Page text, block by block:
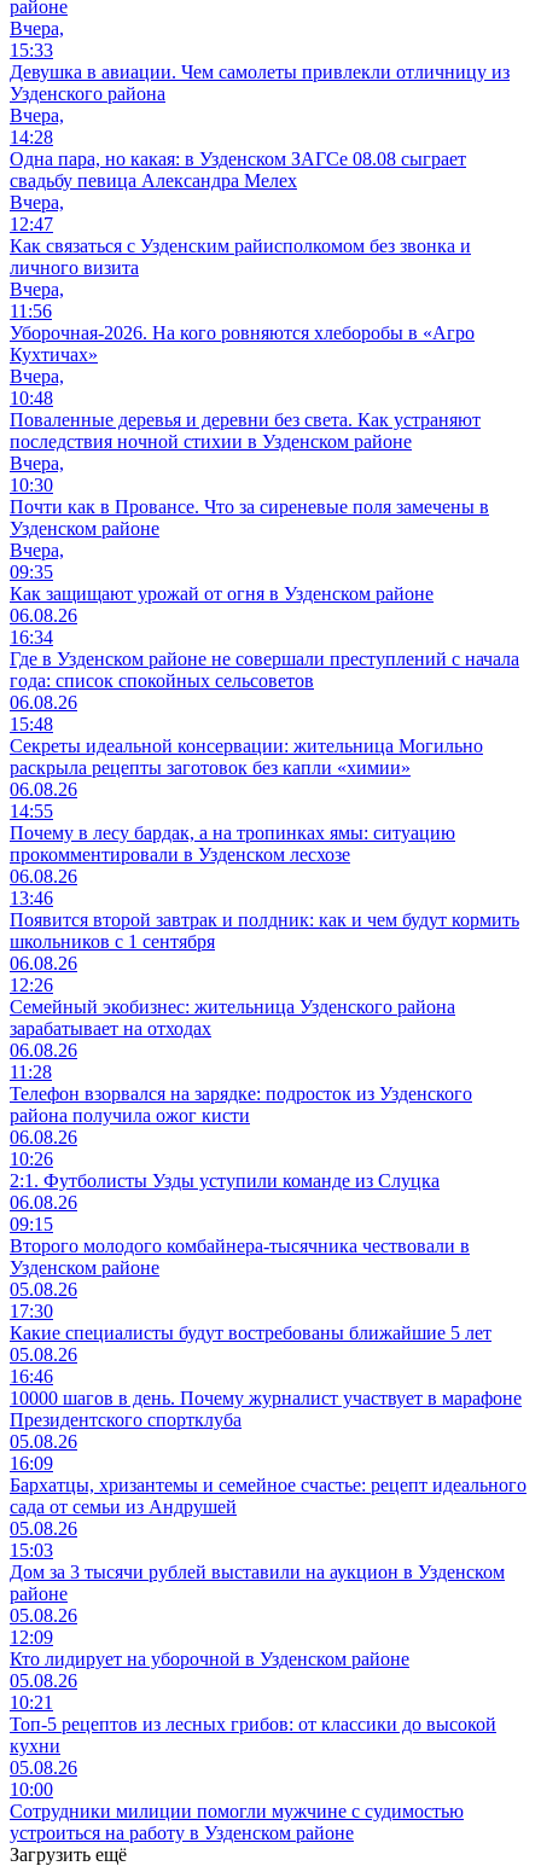
районе
Вчера,
15:33
Девушка в авиации. Чем самолеты привлекли отличницу из
Узденского района
Вчера,
14:28
Одна пара, но какая: в Узденском ЗАГСе 08.08 сыграет
свадьбу певица Александра Мелех
Вчера,
12:47
Как связаться с Узденским райисполкомом без звонка и
личного визита
Вчера,
11:56
Уборочная-2026. На кого ровняются хлеборобы в «Агро
Кухтичах»
Вчера,
10:48
Поваленные деревья и деревни без света. Как устраняют
последствия ночной стихии в Узденском районе
Вчера,
10:30
Почти как в Провансе. Что за сиреневые поля замечены в
Узденском районе
Вчера,
09:35
Как защищают урожай от огня в Узденском районе
06.08.26
16:34
Где в Узденском районе не совершали преступлений с начала
года: список спокойных сельсоветов
06.08.26
15:48
Секреты идеальной консервации: жительница Могильно
раскрыла рецепты заготовок без капли «химии»
06.08.26
14:55
Почему в лесу бардак, а на тропинках ямы: ситуацию
прокомментировали в Узденском лесхозе
06.08.26
13:46
Появится второй завтрак и полдник: как и чем будут кормить
школьников с 1 сентября
06.08.26
12:26
Семейный экобизнес: жительница Узденского района
зарабатывает на отходах
06.08.26
11:28
Телефон взорвался на зарядке: подросток из Узденского
района получила ожог кисти
06.08.26
10:26
2:1. Футболисты Узды уступили команде из Слуцка
06.08.26
09:15
Второго молодого комбайнера-тысячника чествовали в
Узденском районе
05.08.26
17:30
Какие специалисты будут востребованы ближайшие 5 лет
05.08.26
16:46
10000 шагов в день. Почему журналист участвует в марафоне
Президентского спортклуба
05.08.26
16:09
Бархатцы, хризантемы и семейное счастье: рецепт идеального
сада от семьи из Андрушей
05.08.26
15:03
Дом за 3 тысячи рублей выставили на аукцион в Узденском
районе
05.08.26
12:09
Кто лидирует на уборочной в Узденском районе
05.08.26
10:21
Топ-5 рецептов из лесных грибов: от классики до высокой
кухни
05.08.26
10:00
Сотрудники милиции помогли мужчине с судимостью
устроиться на работу в Узденском районе
Загрузить ещё